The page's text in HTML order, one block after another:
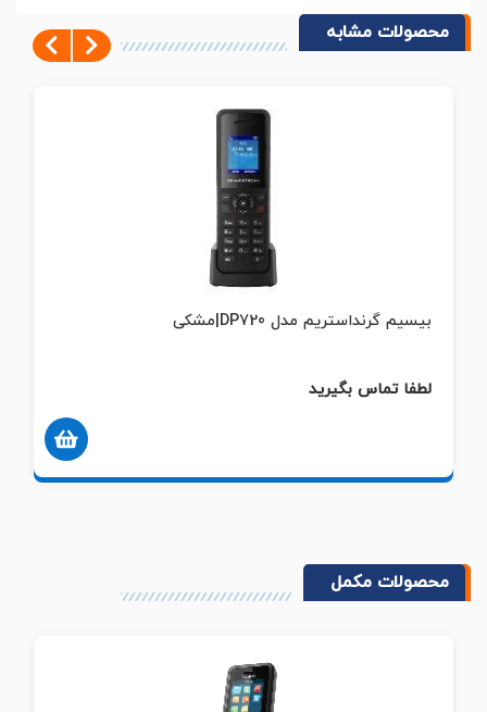
محصولات مشابه Previous
بیسیم گرنداستریم مدل DP730|نقره ای
لطفا تماس بگیرید
Next
محصولات مکمل